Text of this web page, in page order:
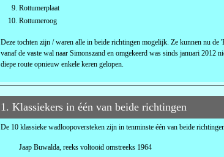
Rottumerplaat
Rottumeroog
Deze tochten zijn / waren alle in beide richtingen mogelijk. Ze kunnen nu
vanaf de vaste wal naar Simonszand en omgekeerd was sinds januari 2012
diepe route opnieuw enkele keren gelopen.
1. Klassiekers in één van beide richtingen
De 10 klassieke wadloopoversteken zijn in tenminste één van beide
Jaap Buwalda, reeks voltooid omstreeks 1964